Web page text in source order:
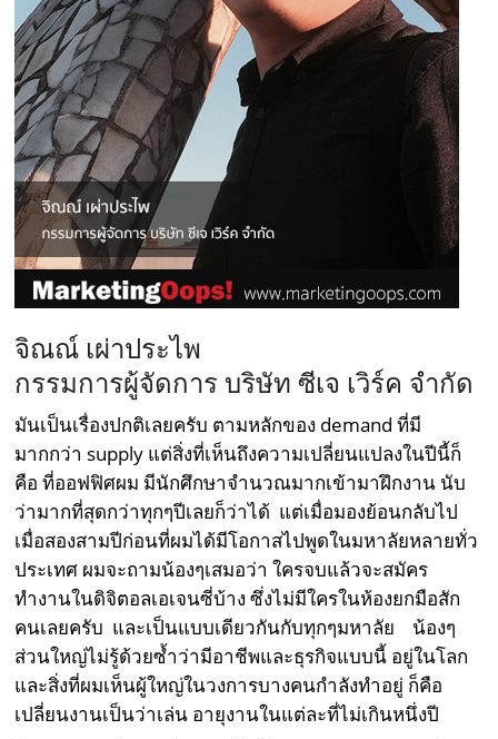
จิณณ์ เผ่าประไพ
กรรมการผู้จัดการ บริษัท ซีเจ เวิร์ค จำกัด
มันเป็นเรื่องปกติเลยครับ ตามหลักของ demand ที่มี
มากกว่า supply แต่สิ่งที่เห็นถึงความเปลี่ยนแปลงในปีนี้ก็
คือ ที่ออฟฟิศผม มีนักศึกษาจำนวณมากเข้ามาฝึกงาน นับ
ว่ามากที่สุดกว่าทุกๆปีเลยก็ว่าได้ แต่เมื่อมองย้อนกลับไป
เมื่อสองสามปีก่อนที่ผมได้มีโอกาสไปพูดในมหาลัยหลายทั่ว
ประเทศ ผมจะถามน้องๆเสมอว่า ใครจบแล้วจะสมัคร
ทำงานในดิจิตอลเอเจนซี่บ้าง ซึ่งไม่มีใครในห้องยกมือสัก
คนเลยครับ และเป็นแบบเดียวกันกับทุกๆมหาลัย น้องๆ
ส่วนใหญ่ไม่รู้ด้วยซ้ำว่ามีอาชีพและธุรกิจแบบนี้ อยู่ในโลก
และสิ่งที่ผมเห็นผู้ใหญ่ในวงการบางคนกำลังทำอยู่ ก็คือ
เปลี่ยนงานเป็นว่าเล่น อายุงานในแต่ละที่ไม่เกินหนึ่งปี